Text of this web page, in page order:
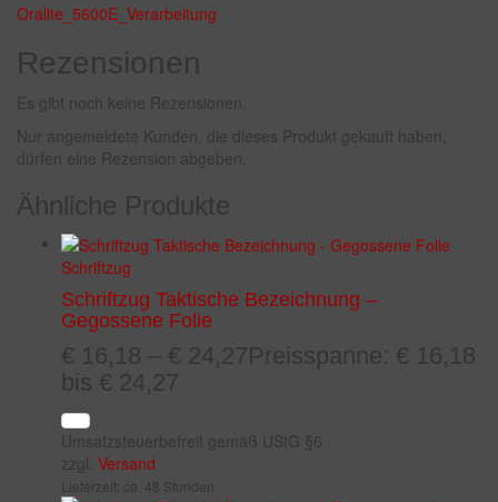
Oralite_5600E_Verarbeitung
Rezensionen
Es gibt noch keine Rezensionen.
Nur angemeldete Kunden, die dieses Produkt gekauft haben,
dürfen eine Rezension abgeben.
Ähnliche Produkte
Schriftzug
Schriftzug Taktische Bezeichnung –
Gegossene Folie
€ 16,18 – € 24,27Preisspanne: € 16,18
bis € 24,27
Umsatzsteuerbefreit gemäß UStG §6
zzgl. Versand
Lieferzeit: ca. 48 Stunden